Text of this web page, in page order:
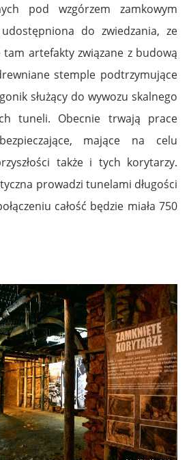
pod wzgórzem zamkowym
do zwiedzania, ze
artefakty związane z budową
stemple podtrzymujące
służący do wywozu skalnego
tuneli. Obecnie trwają prace
mające na celu
także i tych korytarzy.
prowadzi tunelami długości
całość będzie miała 750